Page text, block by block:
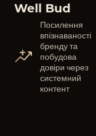
Well Bud
Посилення
впізнаваності
бренду та
побудова
довіри через
системний
контент